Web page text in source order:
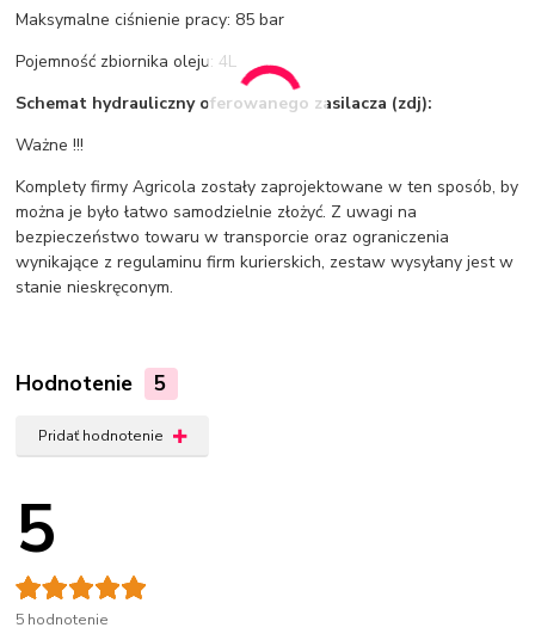
Maksymalne ciśnienie pracy: 85 bar
Pojemność zbiornika oleju: 4L
Schemat hydrauliczny oferowanego zasilacza (zdj):
Ważne !!!
Komplety firmy Agricola zostały zaprojektowane w ten sposób, by
można je było łatwo samodzielnie złożyć. Z uwagi na
bezpieczeństwo towaru w transporcie oraz ograniczenia
wynikające z regulaminu firm kurierskich, zestaw wysyłany jest w
stanie nieskręconym.
Hodnotenie 5
Pridať hodnotenie
5
5 hodnotenie